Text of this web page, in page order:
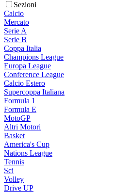
Sezioni
Calcio
Mercato
Serie A
Serie B
Coppa Italia
Champions League
Europa League
Conference League
Calcio Estero
Supercoppa Italiana
Formula 1
Formula E
MotoGP
Altri Motori
Basket
America's Cup
Nations League
Tennis
Sci
Volley
Drive UP